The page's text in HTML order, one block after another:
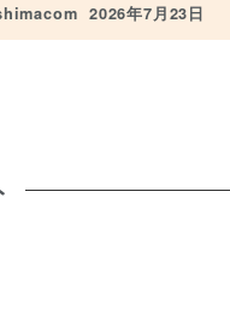
投稿日
2026年7月23日